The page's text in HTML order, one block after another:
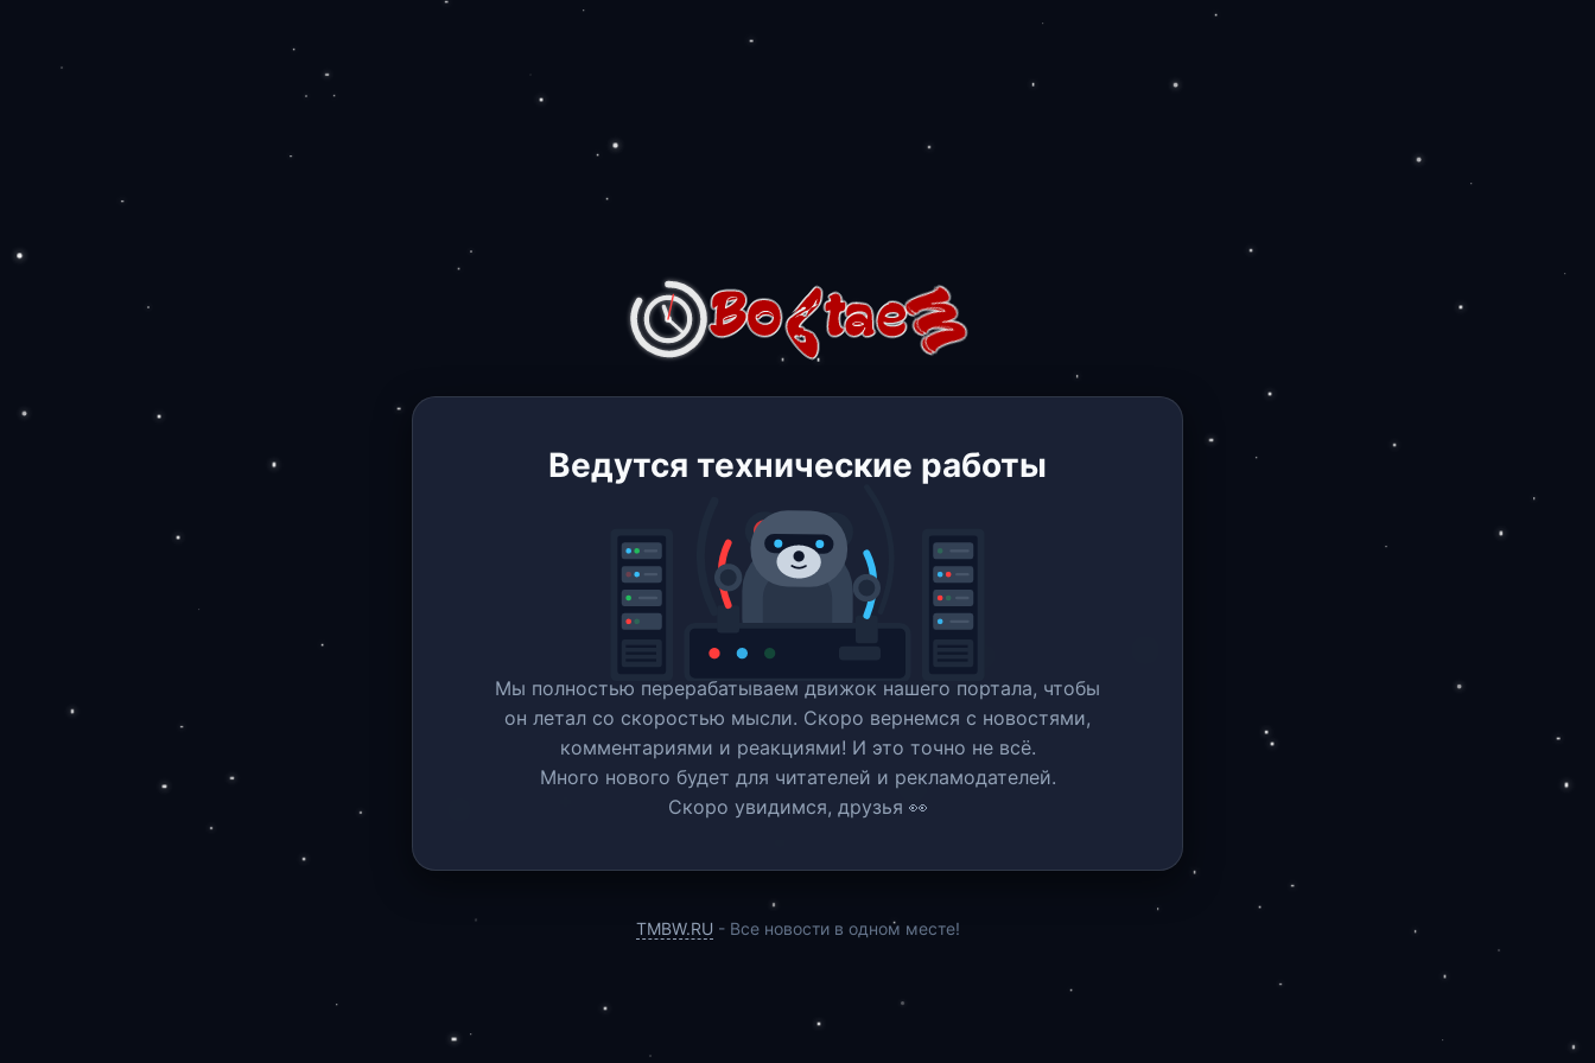
Ведутся технические работы
Мы полностью перерабатываем движок нашего портала, чтобы
он летал со скоростью мысли. Скоро вернемся c новостями,
комментариями и реакциями! И это точно не всё.
Много нового будет для читателей и рекламодателей.
Скоро увидимся, друзья 👀
TMBW.RU - Все новости в одном месте!